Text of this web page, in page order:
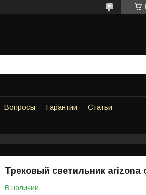
Вопросы Гарантии Статьи
Трековый светильник arizona
В наличии